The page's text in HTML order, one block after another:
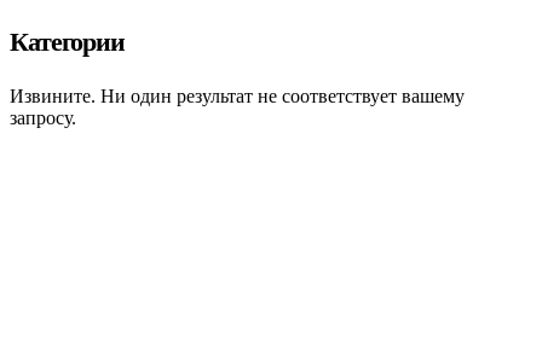
Категории
Извините. Ни один результат не соответствует вашему
запросу.